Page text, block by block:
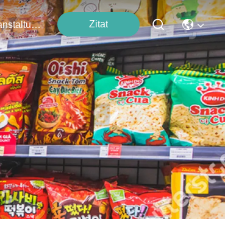
Veranstaltungen Zitat